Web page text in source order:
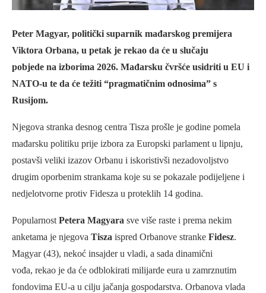
Peter Magyar, politički suparnik mađarskog premijera
Viktora Orbana, u petak je rekao da će u slučaju
pobjede na izborima 2026. Mađarsku čvršće usidriti u EU i
NATO-u te da će težiti “pragmatičnim odnosima” s
Rusijom.
Njegova stranka desnog centra Tisza prošle je godine pomela
mađarsku politiku prije izbora za Europski parlament u lipnju,
postavši veliki izazov Orbanu i iskoristivši nezadovoljstvo
drugim oporbenim strankama koje su se pokazale podijeljene i
nedjelotvorne protiv Fidesza u proteklih 14 godina.
Popularnost Petera Magyara sve više raste i prema nekim
anketama je njegova Tisza ispred Orbanove stranke Fidesz.
Magyar (43), nekoć insajder u vladi, a sada dinamični
vođa, rekao je da će odblokirati milijarde eura u zamrznutim
fondovima EU-a u cilju jačanja gospodarstva. Orbanova vlada